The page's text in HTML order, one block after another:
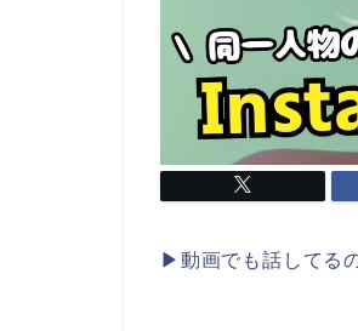
▶︎動画でも話してる